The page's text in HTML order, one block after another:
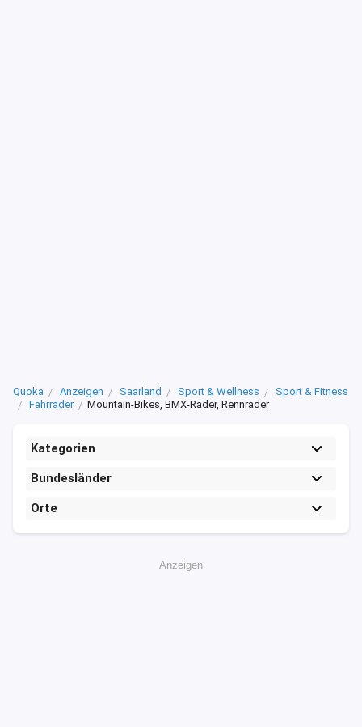
Quoka Anzeigen Saarland Sport & Wellness
Sport & Fitness
Fahrräder
Mountain-Bikes, BMX-Räder, Rennräder
Kategorien
Bundesländer
Orte
Anzeigen